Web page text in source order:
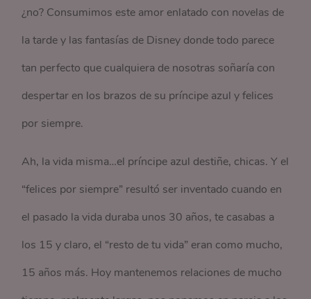
¿no? Consumimos este amor enlatado con novelas de
la tarde y las fantasías de Disney donde todo parece
tan perfecto que cualquiera de nosotras soñaría con
despertar en los brazos de su príncipe azul y felices
por siempre.
Ah, la vida misma…el príncipe azul destiñe, chicas. Y el
“felices por siempre” resultó ser inventado cuando en
el pasado la vida duraba unos 30 años, te casabas a
los 15 y claro, el “resto de tu vida” eran como mucho,
15 años más. Hoy mantenemos relaciones de mucho